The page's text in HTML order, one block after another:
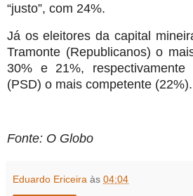
“justo”, com 24%.
Já os eleitores da capital
Tramonte (Republicanos) o
30% e 21%,
(PSD) o mais competente (22%).
Fonte: O Globo
Eduardo Ericeira às 04:04